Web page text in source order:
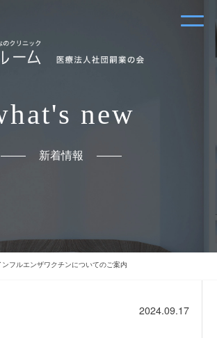
new
新着情報
ンフルエンザワクチンについてのご案内
2024.09.17